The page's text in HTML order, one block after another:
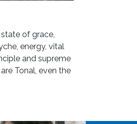
of grace,
energy, vital
and supreme
Tonal, even the